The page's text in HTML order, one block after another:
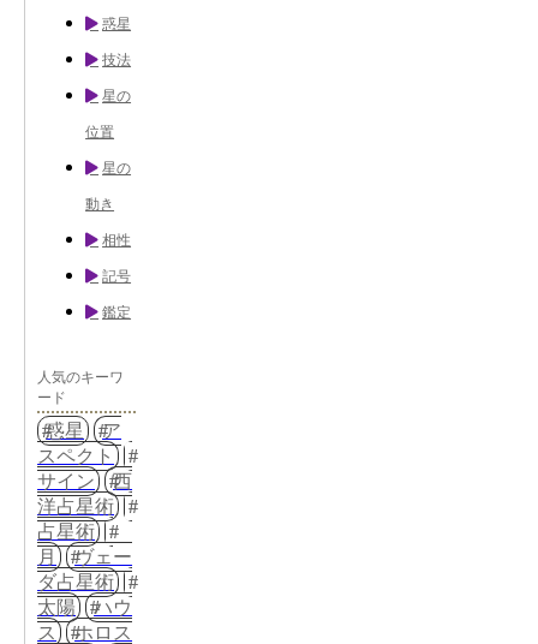
惑星
技法
星の
位置
星の
動き
相性
記号
鑑定
人気のキーワ
ード
惑星
ア
スペクト
サイン
西
洋占星術
占星術
月
ヴェー
ダ占星術
太陽
ハウ
ス
ホロス